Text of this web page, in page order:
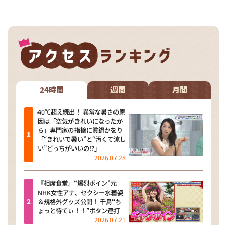
24時間 週間 月間
40℃超え続出！ 異常な暑さの原
因は「空気がきれいになったか
ら」専門家の指摘に眞鍋かをり
「“きれいで暑い”と“汚くて涼し
い”どっちがいいの!?」
2026.07.28
『相席食堂』“爆烈ボイン”元
NHK女性アナ、セクシー水着姿
＆規格外グッズ公開！ 千鳥“ち
ょっと待てぃ！！”ボタン連打
2026.07.21